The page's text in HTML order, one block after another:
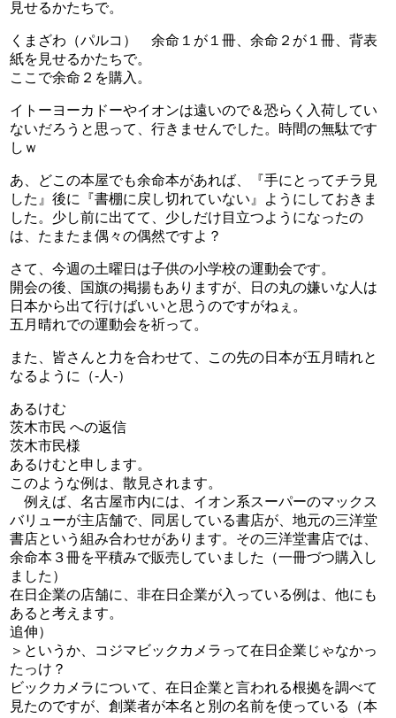
見せるかたちで。
くまざわ（パルコ） 余命１が１冊、余命２が１冊、背表
紙を見せるかたちで。
ここで余命２を購入。
イトーヨーカドーやイオンは遠いので＆恐らく入荷してい
ないだろうと思って、行きませんでした。時間の無駄です
しｗ
あ、どこの本屋でも余命本があれば、『手にとってチラ見
した』後に『書棚に戻し切れていない』ようにしておきま
した。少し前に出てて、少しだけ目立つようになったの
は、たまたま偶々の偶然ですよ？
さて、今週の土曜日は子供の小学校の運動会です。
開会の後、国旗の掲揚もありますが、日の丸の嫌いな人は
日本から出て行けばいいと思うのですがねぇ。
五月晴れでの運動会を祈って。
また、皆さんと力を合わせて、この先の日本が五月晴れと
なるように（-人-）
あるけむ
茨木市民 への返信
茨木市民様
あるけむと申します。
このような例は、散見されます。
例えば、名古屋市内には、イオン系スーパーのマックス
バリューが主店舗で、同居している書店が、地元の三洋堂
書店という組み合わせがあります。その三洋堂書店では、
余命本３冊を平積みで販売していました（一冊づつ購入し
ました）
在日企業の店舗に、非在日企業が入っている例は、他にも
あると考えます。
追伸）
＞というか、コジマビックカメラって在日企業じゃなかっ
たっけ？
ビックカメラについて、在日企業と言われる根拠を調べて
見たのですが、創業者が本名と別の名前を使っている（本